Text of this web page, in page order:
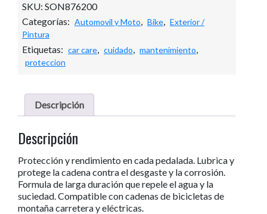
CADENAS
300ml
SKU: SON876200
Categorías: Automovil y Moto, Bike, Exterior /
Pintura
Etiquetas: car care, cuidado, mantenimiento,
proteccion
Descripción
Descripción
Protección y rendimiento en cada pedalada. Lubrica y
protege la cadena contra el desgaste y la corrosión.
Formula de larga duración que repele el agua y la
suciedad. Compatible con cadenas de bicicletas de
montaña carretera y eléctricas.